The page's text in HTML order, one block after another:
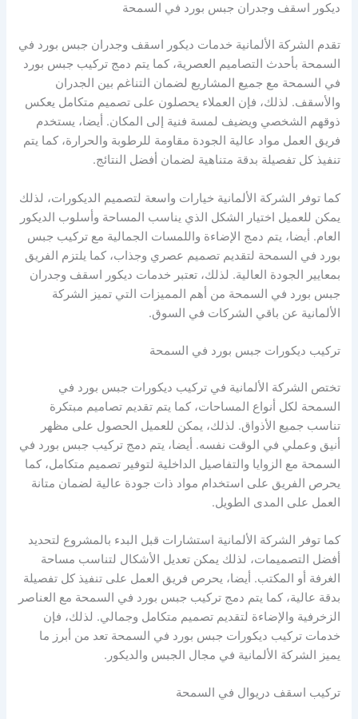
ديكور اسقف وجدران جبس بورد في السمحة
تقدم الشركة الألمانية خدمات ديكور اسقف وجدران جبس بورد في
السمحة بأحدث التصاميم العصرية، كما يتم دمج تركيب جبس بورد
في السمحة مع جميع المشاريع لضمان التناغم بين الجدران
والأسقف. لذلك، فإن العملاء يحصلون على تصميم متكامل يعكس
ذوقهم الشخصي ويضيف لمسة فنية إلى المكان. أيضا، يستخدم
فريق العمل مواد عالية الجودة مقاومة للرطوبة والحرارة، كما يتم
تنفيذ كل تفصيلة بدقة متناهية لضمان أفضل النتائج.
كما توفر الشركة الألمانية خيارات واسعة لتصميم الديكورات، لذلك
يمكن للعميل اختيار الشكل الذي يناسب المساحة وأسلوب الديكور
العام. أيضا، يتم دمج الإضاءة واللمسات الجمالية مع تركيب جبس
بورد في السمحة لتقديم تصميم عصري وجذاب، كما يلتزم الفريق
بمعايير الجودة العالية. لذلك، تعتبر خدمات ديكور اسقف وجدران
جبس بورد في السمحة من أهم المميزات التي تميز الشركة
الألمانية عن باقي الشركات في السوق.
تركيب ديكورات جبس بورد في السمحة
تختص الشركة الألمانية في تركيب ديكورات جبس بورد في
السمحة لكل أنواع المساحات، كما يتم تقديم تصاميم مبتكرة
تناسب جميع الأذواق. لذلك، يمكن للعميل الحصول على مظهر
أنيق وعملي في الوقت نفسه. أيضا، يتم دمج تركيب جبس بورد في
السمحة مع الزوايا والتفاصيل الداخلية لتوفير تصميم متكامل، كما
يحرص الفريق على استخدام مواد ذات جودة عالية لضمان متانة
العمل على المدى الطويل.
كما توفر الشركة الألمانية استشارات قبل البدء بالمشروع لتحديد
أفضل التصميمات، لذلك يمكن تعديل الأشكال لتناسب مساحة
الغرفة أو المكتب. أيضا، يحرص فريق العمل على تنفيذ كل تفصيلة
بدقة عالية، كما يتم دمج تركيب جبس بورد في السمحة مع العناصر
الزخرفية والإضاءة لتقديم تصميم متكامل وجمالي. لذلك، فإن
خدمات تركيب ديكورات جبس بورد في السمحة تعد من أبرز ما
يميز الشركة الألمانية في مجال الجبس والديكور.
تركيب اسقف دريوال في السمحة